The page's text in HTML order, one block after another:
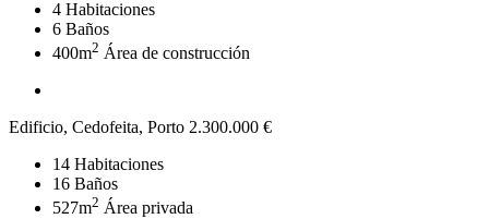
4 Habitaciones
6 Baños
400m2 Área de construcción
Edificio, Cedofeita, Porto 2.300.000 €
14 Habitaciones
16 Baños
527m2 Área privada